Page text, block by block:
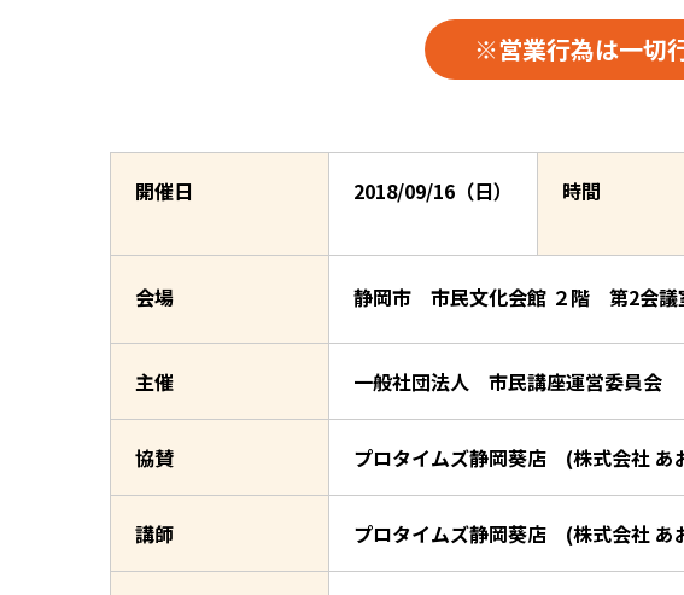
※営業行為は一切
開催日 2018/09/16（日） 時間
会場 静岡市 市民文化会館 ２階 第2会議
主催 一般社団法人 市民講座運営委員会
協賛 プロタイムズ静岡葵店 (株式会社 あ
講師 プロタイムズ静岡葵店 (株式会社